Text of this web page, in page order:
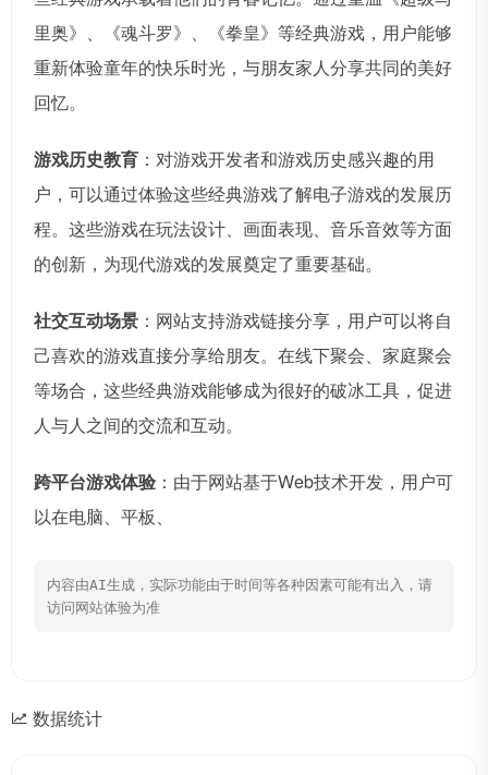
里奥》、《魂斗罗》、《拳皇》等经典游戏，用户能够
重新体验童年的快乐时光，与朋友家人分享共同的美好
回忆。
游戏历史教育 ：对游戏开发者和游戏历史感兴趣的用
户，可以通过体验这些经典游戏了解电子游戏的发展历
程。这些游戏在玩法设计、画面表现、音乐音效等方面
的创新，为现代游戏的发展奠定了重要基础。
社交互动场景 ：网站支持游戏链接分享，用户可以将自
己喜欢的游戏直接分享给朋友。在线下聚会、家庭聚会
等场合，这些经典游戏能够成为很好的破冰工具，促进
人与人之间的交流和互动。
跨平台游戏体验 ：由于网站基于Web技术开发，用户可
以在电脑、平板、
内容由AI生成，实际功能由于时间等各种因素可能有出入，请
访问网站体验为准
数据统计